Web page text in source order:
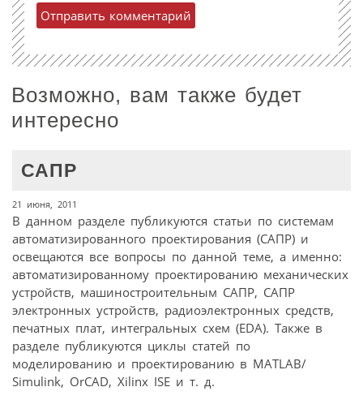
Возможно, вам также будет
интересно
САПР
21 июня, 2011
В данном разделе публикуются статьи по системам
автоматизированного проектирования (САПР) и
освещаются все вопросы по данной теме, а именно:
автоматизированному проектированию механических
устройств, машиностроительным САПР, САПР
электронных устройств, радиоэлектронных средств,
печатных плат, интегральных схем (EDA). Также в
разделе публикуются циклы статей по
моделированию и проектированию в MATLAB/
Simulink, OrCAD, Xilinx ISE и т. д.